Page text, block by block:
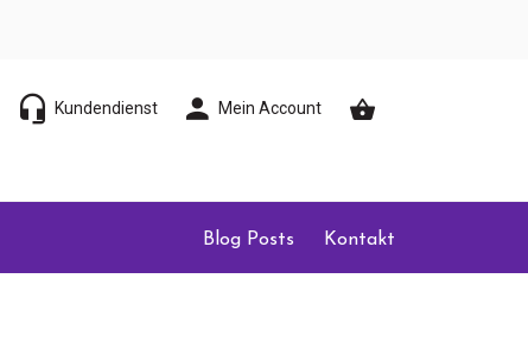
Kundendienst Mein Account
Blog Posts Kontakt